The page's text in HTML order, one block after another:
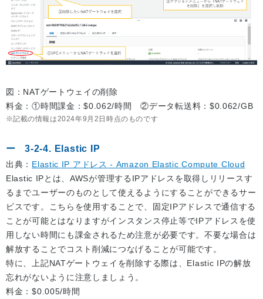
図：NATゲートウェイの削除
料金：①時間課金：$0.062/時間 ②データ転送料：$0.062/GB
記載の情報は2024年9月2日時点のものです
3-2-4. Elastic IP
出典： Elastic IP アドレス - Amazon Elastic Compute Cloud
Elastic IPとは、AWSが管理するIPアドレスを取得しリリースす
るまでユーザーのものとして使えるようにすることができるサー
ビスです。こちらを使用することで、固定IPアドレスで通信する
ことが可能とはなりますがインスタンス停止等でIPアドレスを使
用しない時間にも課金されるため注意が必要です。不要な場合は
解放することでコスト削減につなげることが可能です。
特に、上記NATゲートウェイを削除する際は、Elastic IPの解放
忘れがないように注意しましょう。
料金：$0.005/時間